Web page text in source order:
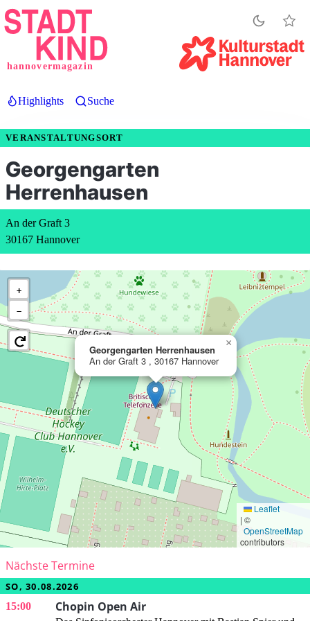
Direkt
zum
hannovermagazin
Highlights Suche
VERANSTALTUNGSORT
Georgengarten
Herrenhausen
An der Graft 3
30167 Hannover
Georgengarten Herrenhausen
An der Graft 3 , 30167 Hannover
×
+
−
Leaflet
| ©
OpenStreetMap
contributors
Nächste Termine
SO, 30.08.2026
15:00 Chopin Open Air